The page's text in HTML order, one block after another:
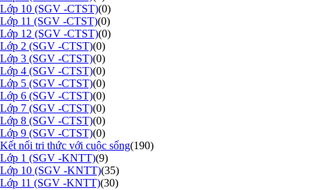
Lớp 10 (SGV -CTST)(0)
Lớp 11 (SGV -CTST)(0)
Lớp 12 (SGV -CTST)(0)
Lớp 2 (SGV -CTST)(0)
Lớp 3 (SGV -CTST)(0)
Lớp 4 (SGV -CTST)(0)
Lớp 5 (SGV -CTST)(0)
Lớp 6 (SGV -CTST)(0)
Lớp 7 (SGV -CTST)(0)
Lớp 8 (SGV -CTST)(0)
Lớp 9 (SGV -CTST)(0)
Kết nối tri thức với cuộc sống(190)
Lớp 1 (SGV -KNTT)(9)
Lớp 10 (SGV -KNTT)(35)
Lớp 11 (SGV -KNTT)(30)